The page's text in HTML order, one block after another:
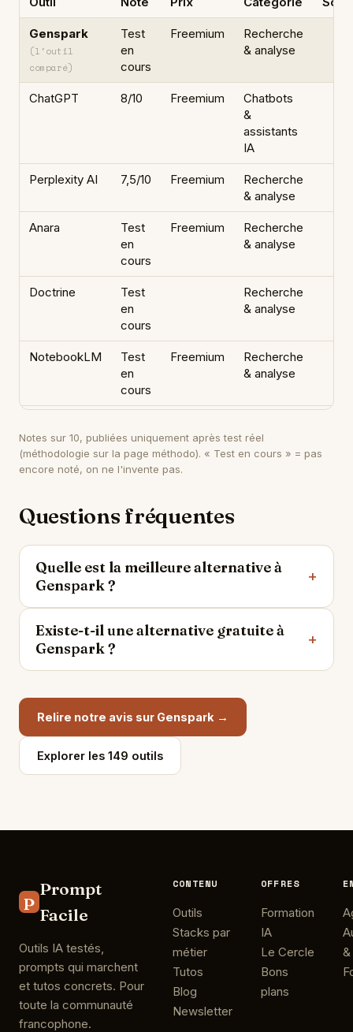
Genspark
(l'outil
comparé)
Test
en
cours
Freemium
Recherche
& analyse
ChatGPT 8/10 Freemium
Chatbots
&
assistants
IA
Perplexity AI 7,5/10 Freemium
Recherche
& analyse
Anara
Test
en
cours
Freemium
Recherche
& analyse
Doctrine
Test
en
cours
Recherche
& analyse
NotebookLM
Test
en
cours
Freemium
Recherche
& analyse
Notes sur 10, publiées uniquement après test réel
(méthodologie sur la page méthodo). « Test en cours » = pas
encore noté, on ne l'invente pas.
Questions fréquentes
Quelle est la meilleure alternative à
Genspark ?
Existe-t-il une alternative gratuite à
Genspark ?
Relire notre avis sur Genspark →
Explorer les 149 outils
P
Prompt
Facile
Outils IA testés,
prompts qui marchent
et tutos concrets. Pour
toute la communauté
francophone.
CONTENU
Outils
Stacks par
métier
Tutos
Blog
Newsletter
OFFRES
Formation
IA
Le Cercle
Bons
plans